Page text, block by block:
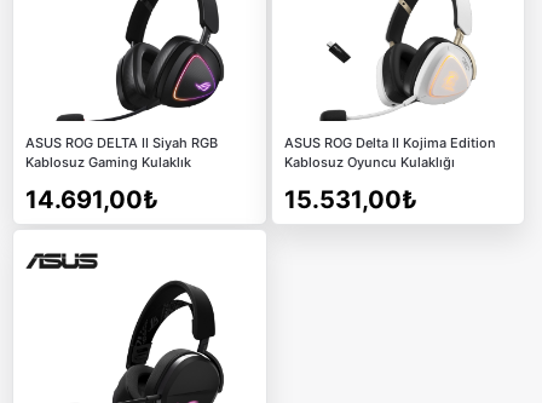
ASUS ROG DELTA II Siyah RGB
Kablosuz Gaming Kulaklık
14.691,00₺
ASUS ROG Delta II Kojima Edition
Kablosuz Oyuncu Kulaklığı
15.531,00₺